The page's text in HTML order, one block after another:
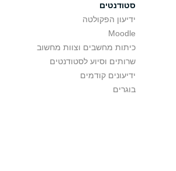
סטודנטים
ידיעון הפקולטה
Moodle
כיתות מחשבים וצוות מחשוב
שרותים וסיוע לסטודנטים
ידיעונים קודמים
בוגרים